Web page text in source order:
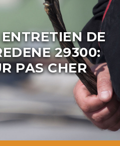
DE
29300:
PAS CHER